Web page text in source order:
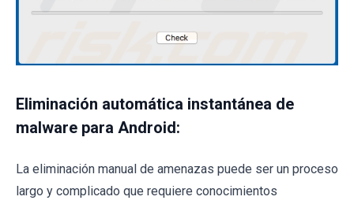
Eliminación automática instantánea de
malware para Android:
La eliminación manual de amenazas puede ser un proceso
largo y complicado que requiere conocimientos